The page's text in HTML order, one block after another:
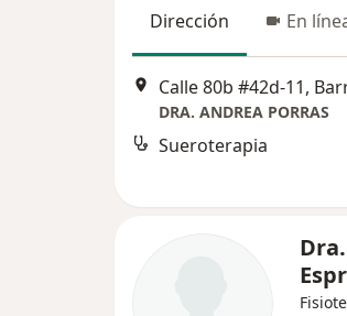
Dirección En
Calle 80b #42d-11,
DRA. ANDREA PORRAS
Sueroterapia